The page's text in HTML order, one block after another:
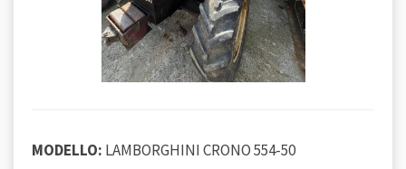
MODELLO: LAMBORGHINI CRONO 554-50